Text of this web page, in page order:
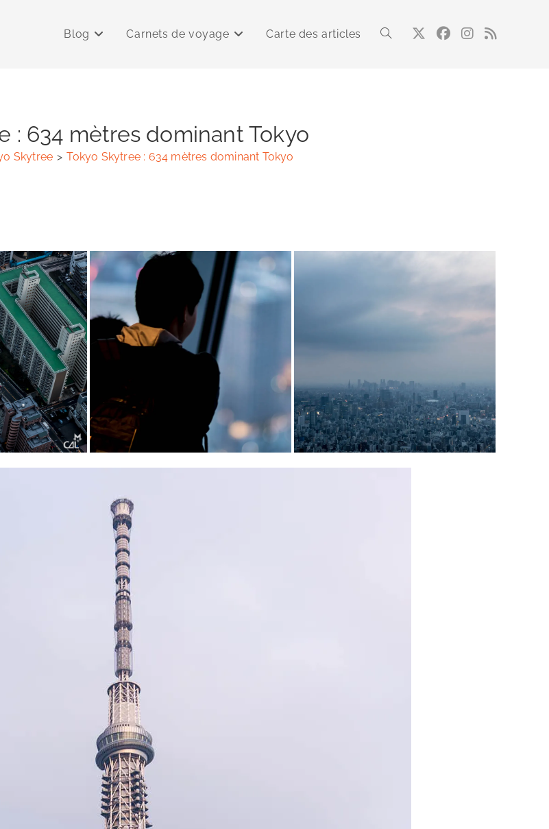
Blog Carnets de voyage Carte des articles Toggle
: 634 mètres dominant Tokyo
Skytree > Tokyo Skytree : 634 mètres dominant Tokyo